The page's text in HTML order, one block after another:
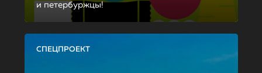
и петербуржцы!
СПЕЦПРОЕКТ